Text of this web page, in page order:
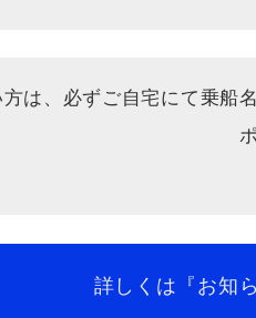
は、必ずご自宅にて乗船
。 ポイントカ
は『お知らせ』